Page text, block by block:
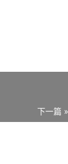
下一篇 »